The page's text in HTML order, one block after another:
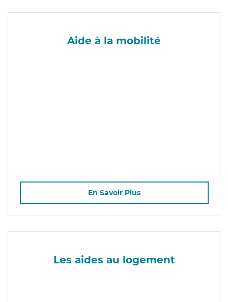
Aide à la mobilité
En Savoir Plus
Les aides au logement